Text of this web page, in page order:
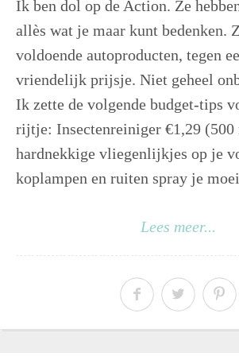
Ik ben dol op de Action. Ze
allès wat je maar kunt bedenken.
voldoende autoproducten, tegen
vriendelijk prijsje. Niet geheel
Ik zette de volgende budget-tips
rijtje: Insectenreiniger €1,29
hardnekkige vliegenlijkjes op je
koplampen en ruiten spray je
Lees meer...